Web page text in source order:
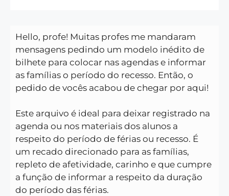
Hello, profe! Muitas profes me mandaram
mensagens pedindo um modelo inédito de
bilhete para colocar nas agendas e informar
as famílias o período do recesso. Então, o
pedido de vocês acabou de chegar por aqui!
Este arquivo é ideal para deixar registrado na
agenda ou nos materiais dos alunos a
respeito do período de férias ou recesso. É
um recado direcionado para as famílias,
repleto de afetividade, carinho e que cumpre
a função de informar a respeito da duração
do período das férias.